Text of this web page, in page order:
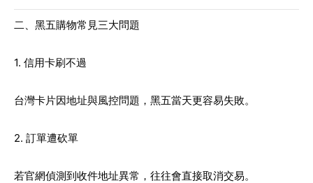
二、黑五購物常見三大問題
1. 信用卡刷不過
台灣卡片因地址與風控問題，黑五當天更容易失敗。
2. 訂單遭砍單
若官網偵測到收件地址異常，往往會直接取消交易。